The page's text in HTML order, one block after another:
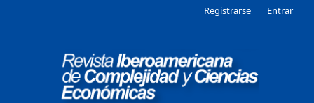
Registrarse Entrar